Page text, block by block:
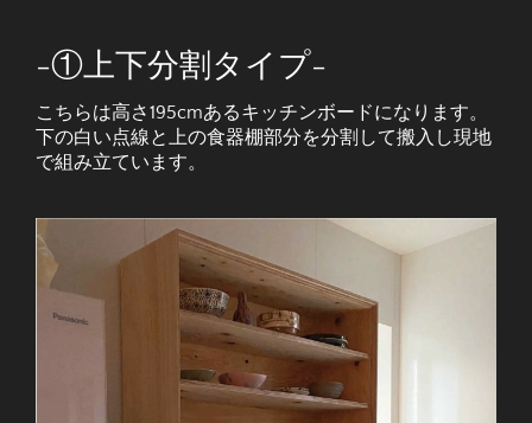
-①上下分割タイプ-
こちらは高さ195cmあるキッチンボードになります。
下の白い点線と上の食器棚部分を分割して搬入し現地
で組み立ています。